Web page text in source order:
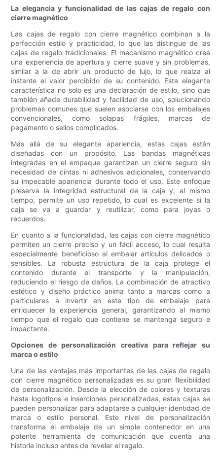
La elegancia y funcionalidad de las cajas de regalo con
cierre magnético
Las cajas de regalo con cierre magnético combinan a la
perfección estilo y practicidad, lo que las distingue de las
cajas de regalo tradicionales. El mecanismo magnético crea
una experiencia de apertura y cierre suave y sin problemas,
similar a la de abrir un producto de lujo, lo que realza al
instante el valor percibido de su contenido. Esta elegante
característica no solo es una declaración de estilo, sino que
también añade durabilidad y facilidad de uso, solucionando
problemas comunes que suelen asociarse con los embalajes
convencionales, como solapas frágiles, marcas de
pegamento o sellos complicados.
Más allá de su elegante apariencia, estas cajas están
diseñadas con un propósito. Las bandas magnéticas
integradas en el empaque garantizan un cierre seguro sin
necesidad de cintas ni adhesivos adicionales, conservando
su impecable apariencia durante todo el uso. Este enfoque
preserva la integridad estructural de la caja y, al mismo
tiempo, permite un uso repetido, lo cual es excelente si la
caja se va a guardar y reutilizar, como para joyas o
recuerdos.
En cuanto a la funcionalidad, las cajas con cierre magnético
permiten un cierre preciso y un fácil acceso, lo cual resulta
especialmente beneficioso al embalar artículos delicados o
sensibles. La robusta estructura de la caja protege el
contenido durante el transporte y la manipulación,
reduciendo el riesgo de daños. La combinación de atractivo
estético y diseño práctico anima tanto a marcas como a
particulares a invertir en este tipo de embalaje para
enriquecer la experiencia general, garantizando al mismo
tiempo que el regalo que contiene se mantenga seguro e
impactante.
Opciones de personalización creativa para reflejar su
marca o estilo
Una de las ventajas más importantes de las cajas de regalo
con cierre magnético personalizadas es su gran flexibilidad
de personalización. Desde la elección de colores y texturas
hasta logotipos e inserciones personalizadas, estas cajas se
pueden personalizar para adaptarse a cualquier identidad de
marca o estilo personal. Este nivel de personalización
transforma el embalaje de un simple contenedor en una
potente herramienta de comunicación que cuenta una
historia incluso antes de revelar el regalo.